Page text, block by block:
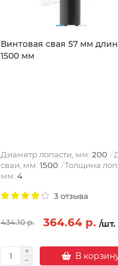
Винтовая свая 57 мм
1500 мм
Диаметр лопасти, мм: 200
сваи, мм: 1500
Толщина
мм: 4
3 отзыва
434.10 р. 364.64 р. /шт.
В